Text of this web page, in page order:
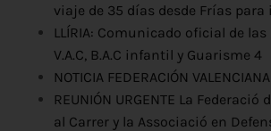
viaje de 35 días desde Frías para
LLÍRIA: Comunicado oficial de las
V.A.C, B.A.C infantil y Guarisme 4
NOTICIA FEDERACIÓN
REUNIÓN URGENTE La Federació
al Carrer y la Associació en